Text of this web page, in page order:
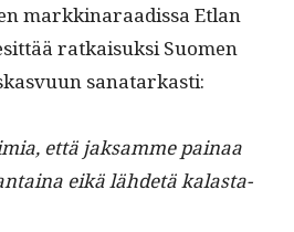
markki­naraadis­sa Etlan
ratkaisuk­si Suomen
sanatarkasti:
että jak­samme painaa
eikä lähde­tä kalas­ta­